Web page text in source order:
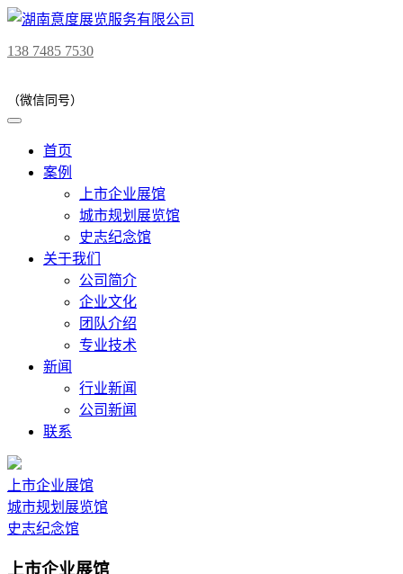
138 7485 7530
（微信同号）
首页
案例
上市企业展馆
城市规划展览馆
史志纪念馆
关于我们
公司简介
企业文化
团队介绍
专业技术
新闻
行业新闻
公司新闻
联系
上市企业展馆
城市规划展览馆
史志纪念馆
上市企业展馆